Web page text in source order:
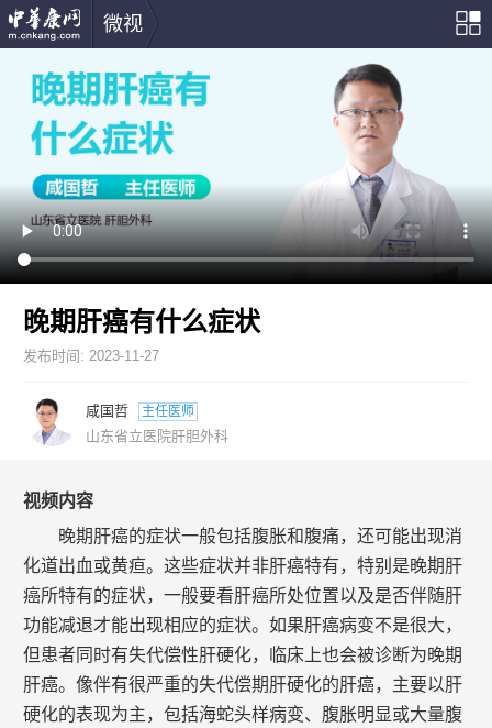
微视
晚期肝癌有什么症状
发布时间: 2023-11-27
咸国哲 主任医师
山东省立医院肝胆外科
视频内容
晚期肝癌的症状一般包括腹胀和腹痛，还可能出现消
化道出血或黄疸。这些症状并非肝癌特有，特别是晚期肝
癌所特有的症状，一般要看肝癌所处位置以及是否伴随肝
功能减退才能出现相应的症状。如果肝癌病变不是很大，
但患者同时有失代偿性肝硬化，临床上也会被诊断为晚期
肝癌。像伴有很严重的失代偿期肝硬化的肝癌，主要以肝
硬化的表现为主，包括海蛇头样病变、腹胀明显或大量腹